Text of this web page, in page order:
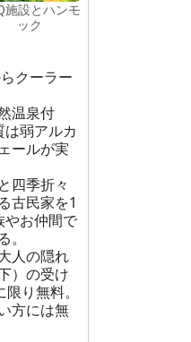
施設とハンモ
ック
クーラー
温泉付
弱アルカ
ールが実
四季折々
古民家を1
やお仲間で
人の隠れ
）の受け
り無料。
方には無